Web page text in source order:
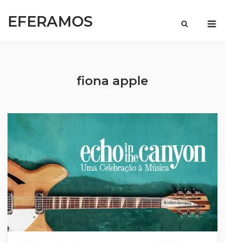
EFERAMOS
fiona apple